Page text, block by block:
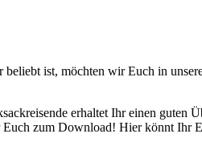
ist, möchten wir Euch in
erhaltet Ihr einen
zum Download! Hier könnt Ihr